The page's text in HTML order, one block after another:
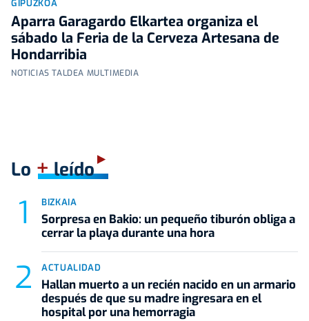
GIPUZKOA
Aparra Garagardo Elkartea organiza el
sábado la Feria de la Cerveza Artesana de
Hondarribia
NOTICIAS TALDEA MULTIMEDIA
Lo +leído
BIZKAIA
Sorpresa en Bakio: un pequeño tiburón obliga a
cerrar la playa durante una hora
ACTUALIDAD
Hallan muerto a un recién nacido en un armario
después de que su madre ingresara en el
hospital por una hemorragia